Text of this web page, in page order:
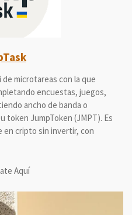
microtareas con la que
encuestas, juegos,
ancho de banda o
token JumpToken (JMPT). Es
en cripto sin invertir, con
Aquí